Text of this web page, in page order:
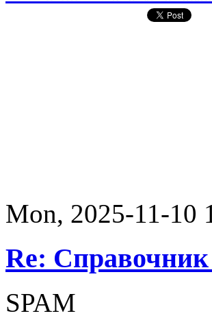
Mon, 2025-11-10
Re:
SPAM